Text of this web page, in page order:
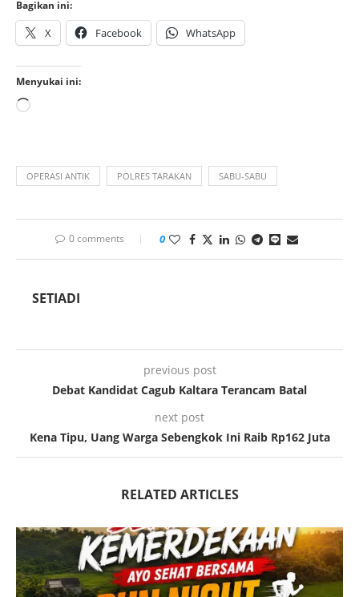
Bagikan ini:
X Facebook WhatsApp
Menyukai ini:
OPERASI ANTIK POLRES TARAKAN SABU-SABU
0 comments 0
SETIADI
previous post
Debat Kandidat Cagub Kaltara Terancam Batal
next post
Kena Tipu, Uang Warga Sebengkok Ini Raib Rp162 Juta
RELATED ARTICLES